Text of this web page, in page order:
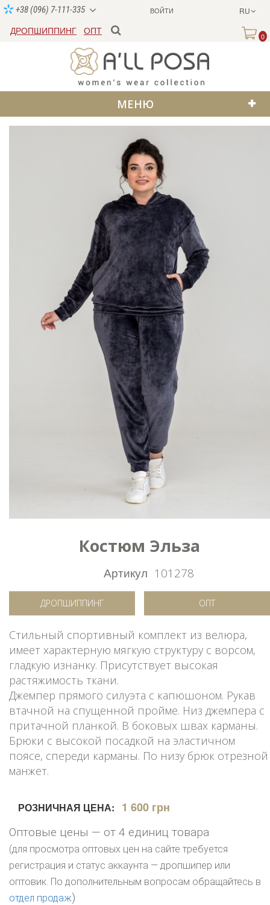
ВОЙТИ RU
+38 (096) 7-111-335
ДРОПШИППИНГ ОПТ
0
МЕНЮ
Костюм Эльза
Артикул 101278
ДРОПШИППИНГ ОПТ
Стильный спортивный комплект из велюра,
имеет характерную мягкую структуру с ворсом,
гладкую изнанку. Присутствует высокая
растяжимость ткани.
Джемпер прямого силуэта с капюшоном. Рукав
втачной на спущенной пройме. Низ джемпера с
притачной планкой. В боковых швах карманы.
Брюки с высокой посадкой на эластичном
поясе, спереди карманы. По низу брюк отрезной
манжет.
РОЗНИЧНАЯ ЦЕНА: 1 600 грн
Оптовые цены — от 4 единиц товара
(для просмотра оптовых цен на сайте требуется
регистрация и статус аккаунта — дропшипер или
оптовик. По дополнительным вопросам обращайтесь в
отдел продаж)